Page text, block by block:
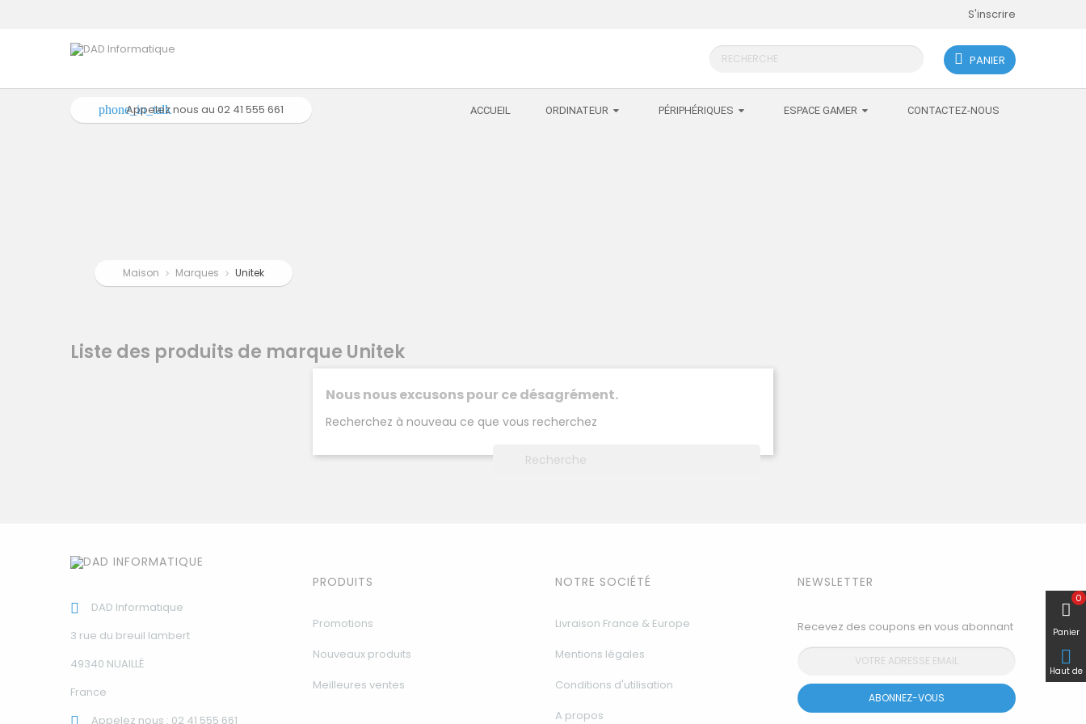
S'inscrire
PANIER
search
phone_in_talk
Appelez nous au 02 41 555 661 ACCUEIL ORDINATEUR PÉRIPHÉRIQUES ESPACE GAMER CONTACTEZ-NOUS
Maison Marques Unitek
Liste des produits de marque Unitek
Nous nous excusons pour ce désagrément.
Recherchez à nouveau ce que vous recherchez

DAD Informatique
3 rue du breuil lambert
49340 NUAILLÉ
France
Appelez nous : 02 41 555 661
PRODUITS
Promotions
Nouveaux produits
Meilleures ventes
NOTRE SOCIÉTÉ
Livraison France & Europe
Mentions légales
Conditions d'utilisation
A propos
NEWSLETTER
Recevez des coupons en vous abonnant
ABONNEZ-VOUS
Panier
0

Haut de
page